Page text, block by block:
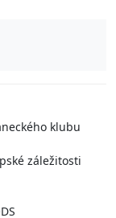
klubu
záležitosti